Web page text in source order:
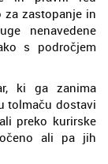
za zastopanje in
nenavedene
s področjem
ki ga zanima
tolmaču dostavi
preko kurirske
ali pa jih